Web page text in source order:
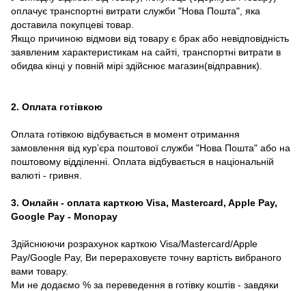
оплачує транспортні витрати служби "Нова Пошта", яка
доставила покупцеві товар.
Якщо причиною відмови від товару є брак або невідповідність
заявленим характеристикам на сайті, транспортні витрати в
обидва кінці у повній мірі здійснює магазин(відправник).
2. Оплата готівкою
Оплата готівкою відбувається в момент отримання
замовлення від курʼєра поштової служби "Нова Пошта" або на
поштовому відділенні. Оплата відбувається в національній
валюті - гривня.
3. Онлайн - оплата карткою Visa, Mastercard, Apple Pay,
Google Pay - Monopay
Здійснюючи розрахунок карткою Visa/Mastercard/Apple
Pay/Google Pay, Ви перераховуєте точну вартість вибраного
вами товару.
Ми не додаємо % за переведення в готівку коштів - завдяки